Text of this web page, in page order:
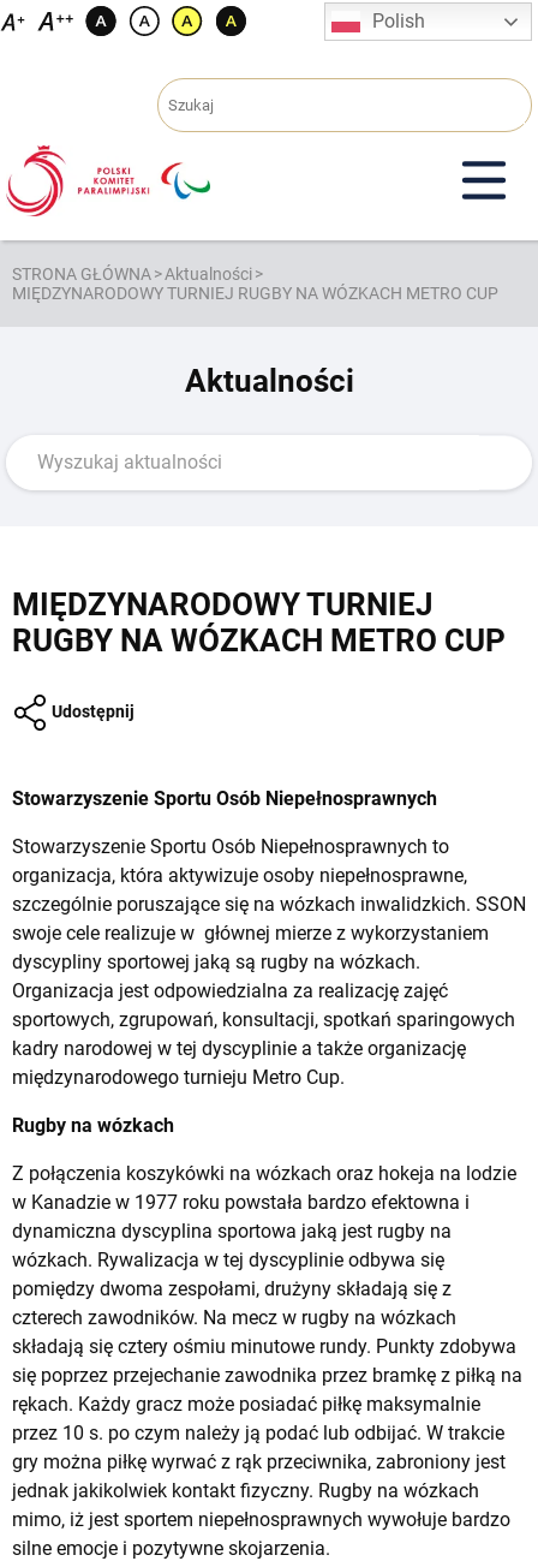
Przejdź
Polish
STRONA GŁÓWNA>Aktualności>
MIĘDZYNARODOWY TURNIEJ RUGBY NA WÓZKACH METRO CUP
Aktualności
MIĘDZYNARODOWY TURNIEJ
RUGBY NA WÓZKACH METRO CUP
Udostępnij
Stowarzyszenie Sportu Osób Niepełnosprawnych
Stowarzyszenie Sportu Osób Niepełnosprawnych to
organizacja, która aktywizuje osoby niepełnosprawne,
szczególnie poruszające się na wózkach inwalidzkich. SSON
swoje cele realizuje w głównej mierze z wykorzystaniem
dyscypliny sportowej jaką są rugby na wózkach.
Organizacja jest odpowiedzialna za realizację zajęć
sportowych, zgrupowań, konsultacji, spotkań sparingowych
kadry narodowej w tej dyscyplinie a także organizację
międzynarodowego turnieju Metro Cup.
Rugby na wózkach
Z połączenia koszykówki na wózkach oraz hokeja na lodzie
w Kanadzie w 1977 roku powstała bardzo efektowna i
dynamiczna dyscyplina sportowa jaką jest rugby na
wózkach. Rywalizacja w tej dyscyplinie odbywa się
pomiędzy dwoma zespołami, drużyny składają się z
czterech zawodników. Na mecz w rugby na wózkach
składają się cztery ośmiu minutowe rundy. Punkty zdobywa
się poprzez przejechanie zawodnika przez bramkę z piłką na
rękach. Każdy gracz może posiadać piłkę maksymalnie
przez 10 s. po czym należy ją podać lub odbijać. W trakcie
gry można piłkę wyrwać z rąk przeciwnika, zabroniony jest
jednak jakikolwiek kontakt fizyczny. Rugby na wózkach
mimo, iż jest sportem niepełnosprawnych wywołuje bardzo
silne emocje i pozytywne skojarzenia.